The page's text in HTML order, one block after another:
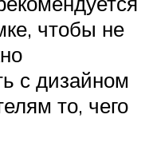
чтобы не
с дизайном
то, чего